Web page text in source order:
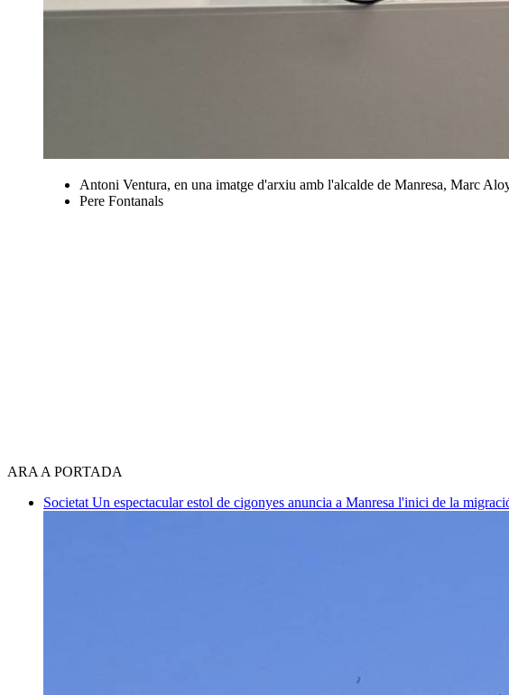
Antoni Ventura, en una imatge d'arxiu amb l'alcalde de Manresa, Marc
Pere Fontanals
ARA A PORTADA
Societat Un espectacular estol de cigonyes anuncia a Manresa l'inici de la